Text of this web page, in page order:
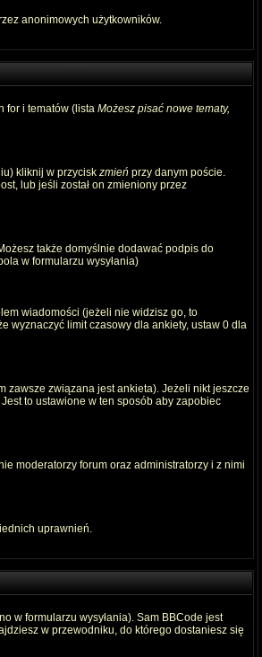
anonimowych użytkowników.
for i tematów (lista Możesz pisać nowe tematy,
kliknij w przycisk zmień przy danym poście.
lub jeśli został on zmieniony przez
także domyślnie dodawać podpis do
w formularzu wysyłania)
wiadomości (jeżeli nie widzisz go, to
wyznaczyć limit czasowy dla ankiety, ustaw 0 dla
zawsze związana jest ankieta). Jeżeli nikt jeszcze
to ustawione w ten sposób aby zapobiec
moderatorzy forum oraz administratorzy i z nimi
uprawnień.
w formularzu wysyłania). Sam BBCode jest
w przewodniku, do którego dostaniesz się